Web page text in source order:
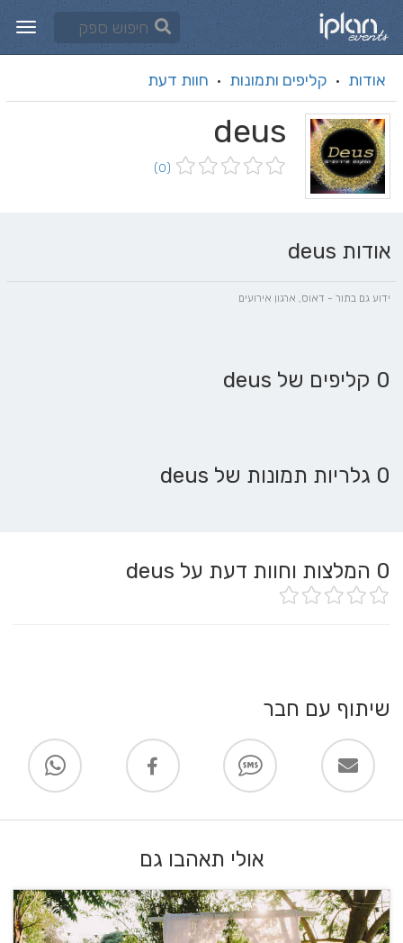
אודות · קליפים ותמונות · חוות דעת
deus
(0)
אודות deus
ידוע גם בתור - דאוס, ארגון אירועים
0 קליפים של deus
0 גלריות תמונות של deus
0 המלצות וחוות דעת על deus
שיתוף עם חבר
אולי תאהבו גם